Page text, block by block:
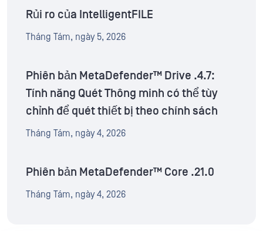
Rủi ro của IntelligentFILE
Tháng Tám, ngày 5, 2026
Phiên bản MetaDefender™ Drive .4.7:
Tính năng Quét Thông minh có thể tùy
chỉnh để quét thiết bị theo chính sách
Tháng Tám, ngày 4, 2026
Phiên bản MetaDefender™ Core .21.0
Tháng Tám, ngày 4, 2026